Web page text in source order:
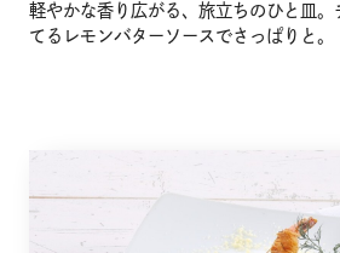
軽やかな香り広がる、旅立ちのひと皿
てるレモンバターソースでさっぱりと。